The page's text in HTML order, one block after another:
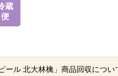
蔵
便
ール 北大林檎」商品回収につい